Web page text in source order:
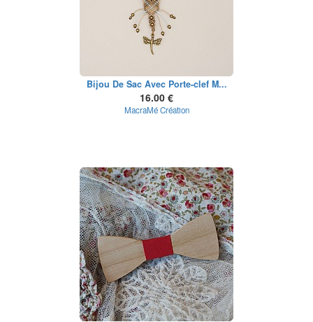
Bijou De Sac Avec Porte-clef M...
16.00 €
MacraMé Création